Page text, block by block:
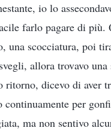
io lo
farlo pagare di più.
una scocciatura, poi
allora trovavo
ritorno, dicevo di aver
continuamente per
ma non sentivo